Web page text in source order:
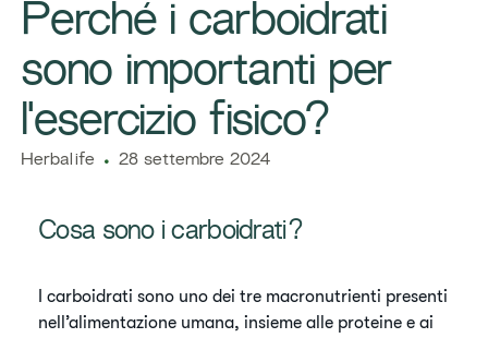
​​Perché i carboidrati
sono importanti per
l'esercizio fisico?​
​​Herbalife​ 28 settembre 2024
​​Cosa sono i carboidrati?
​I carboidrati sono uno dei tre macronutrienti presenti
nell’alimentazione umana, insieme alle proteine e ai